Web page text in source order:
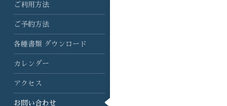
ご利用方法
ご予約方法
各種書類 ダウンロード
カレンダー
アクセス
お問い合わせ